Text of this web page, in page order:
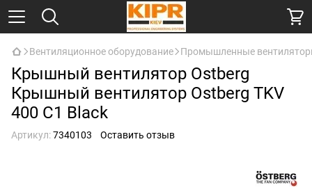
Вентиляционное оборудование Промышленные
Крышный вентилятор Ostberg
Крышный вентилятор Ostberg TKV
400 C1 Black
Артикул:7340103 Оставить отзыв